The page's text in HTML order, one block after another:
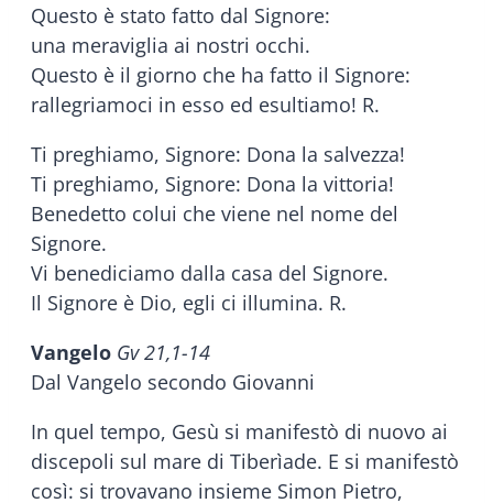
Questo è stato fatto dal Signore:
una meraviglia ai nostri occhi.
Questo è il giorno che ha fatto il Signore:
rallegriamoci in esso ed esultiamo! R.
Ti preghiamo, Signore: Dona la salvezza!
Ti preghiamo, Signore: Dona la vittoria!
Benedetto colui che viene nel nome del
Signore.
Vi benediciamo dalla casa del Signore.
Il Signore è Dio, egli ci illumina. R.
Vangelo Gv 21,1-14
Dal Vangelo secondo Giovanni
In quel tempo, Gesù si manifestò di nuovo ai
discepoli sul mare di Tiberìade. E si manifestò
così: si trovavano insieme Simon Pietro,